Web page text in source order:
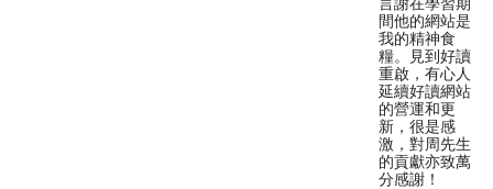
間他的網站是
我的精神食
糧。見到好讀
重啟，有心人
延續好讀網站
的營運和更
新，很是感
激，對周先生
的貢獻亦致萬
分感謝！